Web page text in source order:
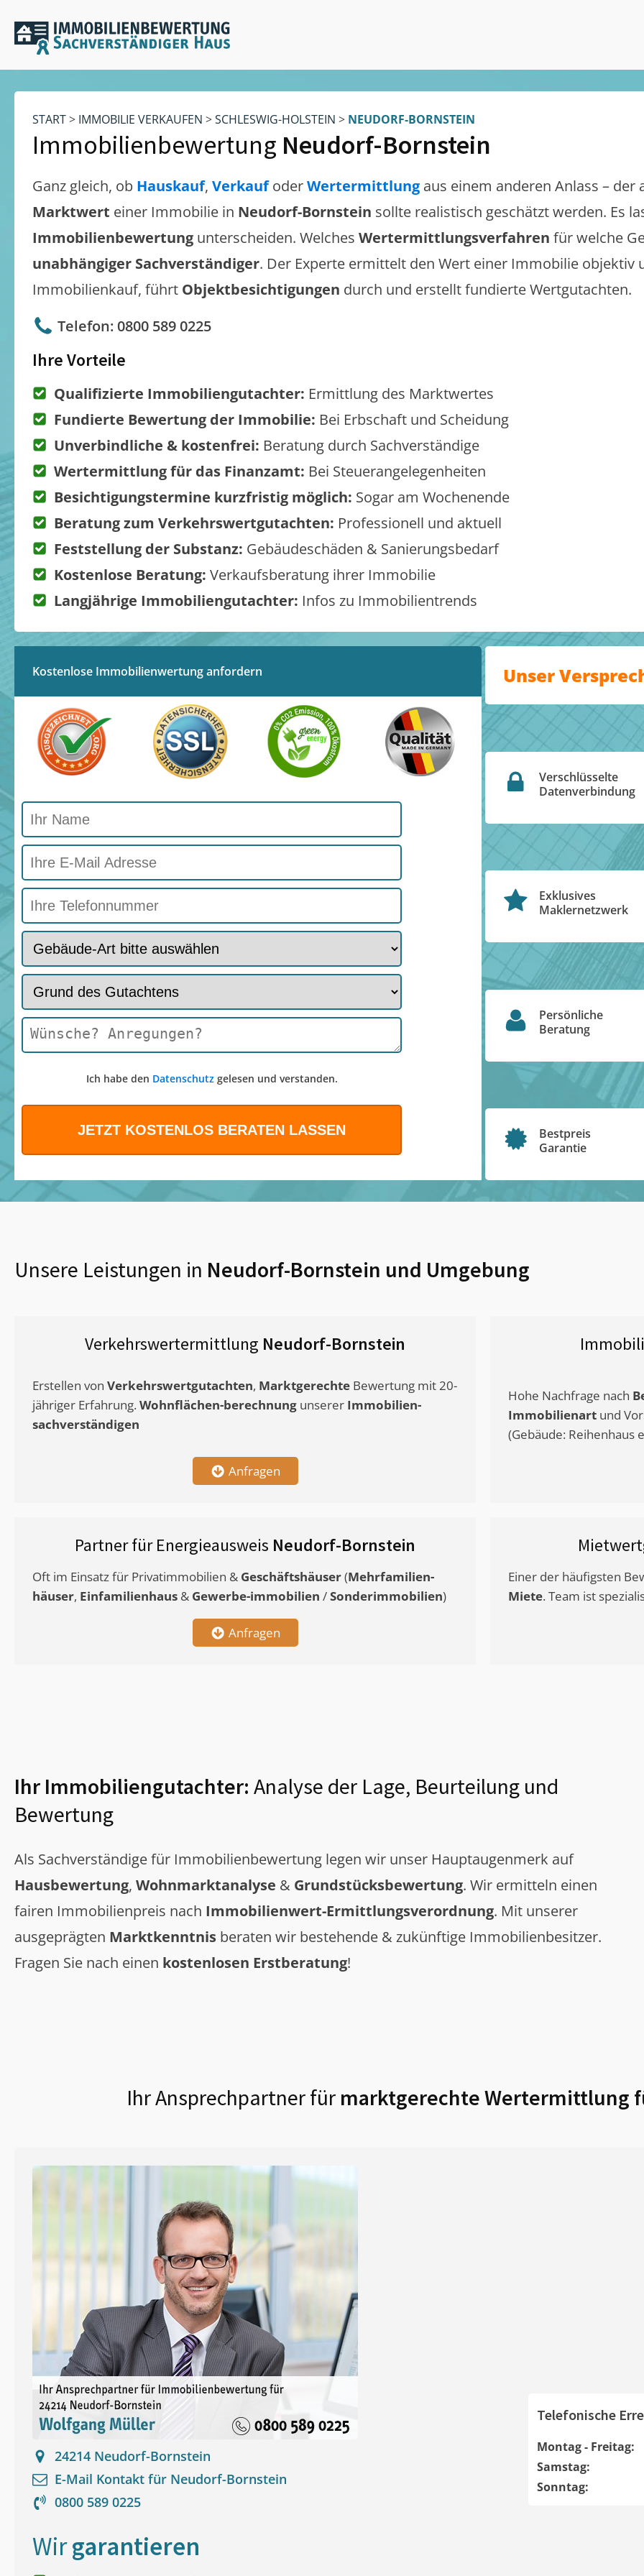
START> IMMOBILIE VERKAUFEN >SCHLESWIG-HOLSTEIN > NEUDORF-BORNSTEIN
Immobilienbewertung Neudorf-Bornstein
Ganz gleich, ob Hauskauf, VerkaufoderWertermittlung aus einem anderen Anlass – der
Marktwert einer Immobilie in Neudorf-Bornstein sollte realistisch geschätzt werden. Es
Immobilienbewertung unterscheiden. Welches Wertermittlungsverfahren für welche
unabhängiger Sachverständiger. Der Experte ermittelt den Wert einer Immobilie objektiv
Immobilienkauf, führt Objektbesichtigungen durch und erstellt fundierte Wertgutachten.
Telefon: 0800 589 0225
Ihre Vorteile
Qualifizierte Immobiliengutachter: Ermittlung des Marktwertes
Fundierte Bewertung der Immobilie: Bei Erbschaft und Scheidung
Unverbindliche & kostenfrei: Beratung durch Sachverständige
Wertermittlung für das Finanzamt: Bei Steuerangelegenheiten
Besichtigungstermine kurzfristig möglich: Sogar am Wochenende
Beratung zum Verkehrswertgutachten: Professionell und aktuell
Feststellung der Substanz: Gebäudeschäden & Sanierungsbedarf
Kostenlose Beratung: Verkaufsberatung ihrer Immobilie
Langjährige Immobiliengutachter: Infos zu Immobilientrends
Kostenlose Immobilienwertung anfordern
Ich habe den Datenschutzgelesen und verstanden.
Unser
Verschlüsselte
Datenverbindung
Exklusives
Maklernetzwerk
Persönliche
Beratung
Bestpreis
Garantie
Unsere Leistungen in Neudorf-Bornstein und Umgebung
Verkehrswertermittlung Neudorf-Bornstein
Erstellen von Verkehrswertgutachten, Marktgerechte Bewertung mit 20-
jähriger Erfahrung. Wohnflächen-berechnung unserer Immobilien-
sachverständigen
Anfragen
Hohe Nachfrage nach
Immobilienart und
(Gebäude: Reihenhaus
Partner für Energieausweis Neudorf-Bornstein
Oft im Einsatz für Privatimmobilien & Geschäftshäuser(Mehrfamilien-
häuser, Einfamilienhaus & Gewerbe-immobilien /Sonderimmobilien)
Anfragen
Einer der häufigsten
Miete. Team ist
Ihr Immobiliengutachter: Analyse der Lage, Beurteilung und
Bewertung
Als Sachverständige für Immobilienbewertung legen wir unser Hauptaugenmerk auf
Hausbewertung, Wohnmarktanalyse & Grundstücksbewertung. Wir ermitteln einen
fairen Immobilienpreis nach Immobilienwert-Ermittlungsverordnung. Mit unserer
ausgeprägten Marktkenntnis beraten wir bestehende & zukünftige Immobilienbesitzer.
Fragen Sie nach einen kostenlosen Erstberatung!
Ihr Ansprechpartner für marktgerechte Wertermittlung
24214 Neudorf-Bornstein
E-Mail Kontakt für Neudorf-Bornstein
0800 589 0225
Telefonische
Montag - Freitag:
Samstag:
Sonntag:
Wirgarantieren